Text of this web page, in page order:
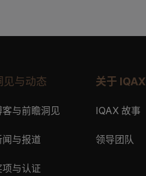
其他人有权获取
账户，是否需要针
和公司权限？
见与动态
客与前瞻洞见
闻与报道
项与认证
关于 IQAX
IQAX 故事
领导团队